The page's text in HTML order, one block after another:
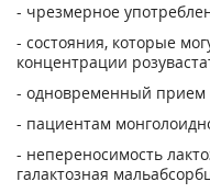
- чрезмерное
- состояния, которые
концентрации
- одновременный прием
- пациентам
- непереносимость
галактозная